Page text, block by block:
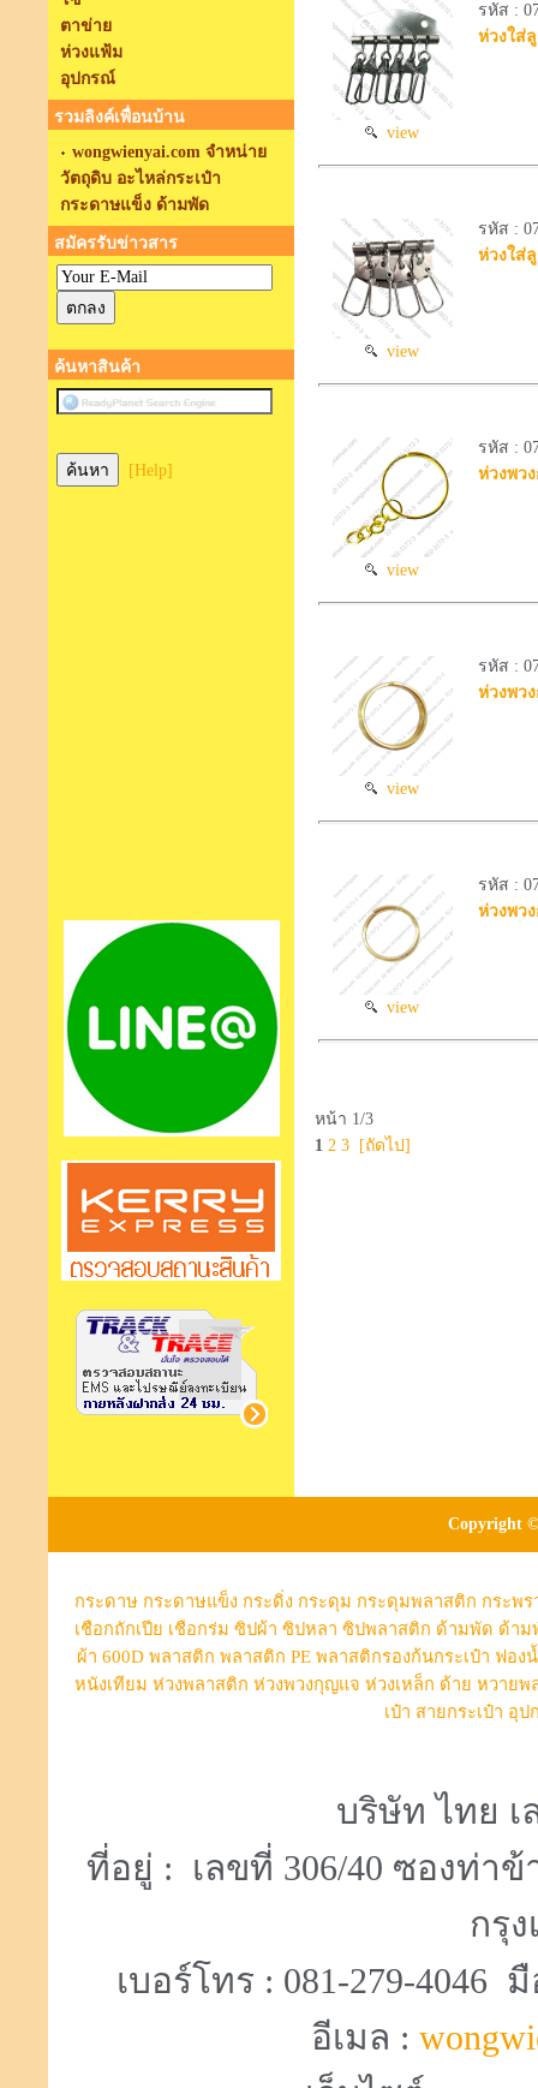
ตาข่าย
ห่วงแฟ้ม
อุปกรณ์
รวมลิงค์เพื่อนบ้าน
wongwienyai.com จำหน่าย
วัตถุดิบ อะไหล่กระเป๋า
กระดาษแข็ง ด้ามพัด
สมัครรับข่าวสาร
ค้นหาสินค้า
[Help]
view
รหัส :
ห่วงใส่
view
รหัส :
ห่วงใส่
view
รหัส :
ห่วงพว
view
รหัส :
ห่วงพว
view
รหัส :
ห่วงพว
หน้า 1/3
1 2 3 [ถัดไป]
Copyright ©
กระดาษ กระดาษแข็ง กระดิ่ง กระดุม กระดุมพลาสติก กระพร
เชือกถักเปีย เชือกร่ม ซิปผ้า ซิปหลา ซิปพลาสติก ด้ามพัด ด้าม
ผ้า 600D พลาสติก พลาสติก PE พลาสติกรองก้นกระเป๋า ฟอง
หนังเทียม ห่วงพลาสติก ห่วงพวงกุญแจ ห่วงเหล็ก ด้าย หวายพ
เป๋า สายกระเป๋า อุป
บริษัท ไทย เ
ที่อยู่ : เลขที่ 306/40 ซองท่า
กรุง
เบอร์โทร : 081-279-4046
อีเมล :